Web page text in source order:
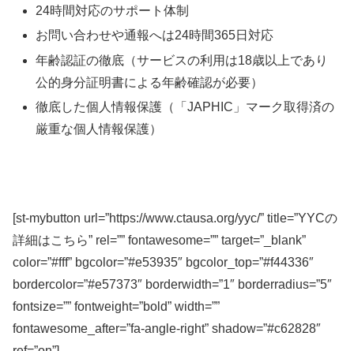
24時間対応のサポート体制
お問い合わせや通報へは24時間365日対応
年齢認証の徹底（サービスの利用は18歳以上であり
公的身分証明書による年齢確認が必要）
徹底した個人情報保護（「JAPHIC」マーク取得済の
厳重な個人情報保護）
[st-mybutton url=”https://www.ctausa.org/yyc/” title=”YYCの
詳細はこちら” rel=”” fontawesome=”” target=”_blank”
color=”#fff” bgcolor=”#e53935″ bgcolor_top=”#f44336″
bordercolor=”#e57373″ borderwidth=”1″ borderradius=”5″
fontsize=”” fontweight=”bold” width=””
fontawesome_after=”fa-angle-right” shadow=”#c62828″